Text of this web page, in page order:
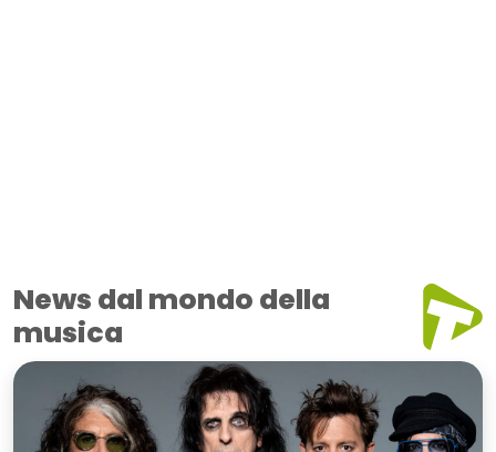
News dal mondo della
musica